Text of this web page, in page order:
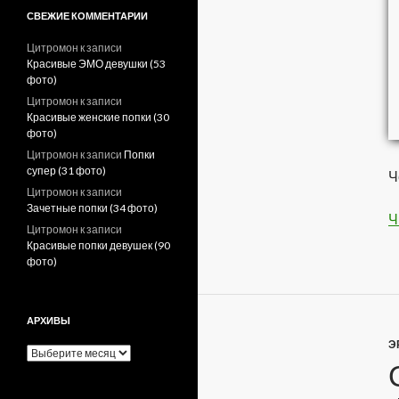
СВЕЖИЕ КОММЕНТАРИИ
Цитромон к записи
Красивые ЭМО девушки (53
фото)
Цитромон к записи
Красивые женские попки (30
фото)
Цитромон к записи Попки
супер (31 фото)
Цитромон к записи
Зачетные попки (34 фото)
Цитромон к записи
Красивые попки девушек (90
фото)
АРХИВЫ
А